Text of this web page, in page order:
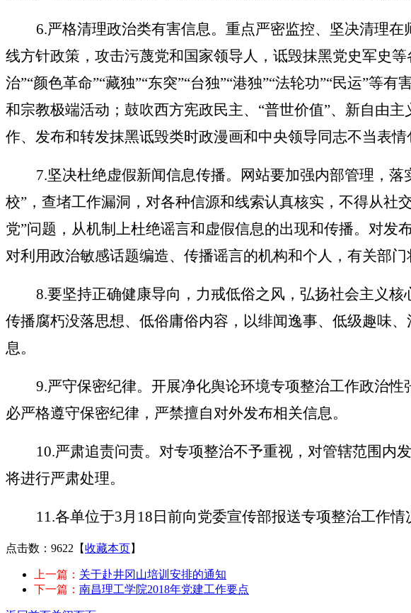
6.严格清理政治类有害信息。重点严密监控、坚决清理在
线方针政策，攻击污蔑党和国家领导人，诋毁抹黑党史军史
治”“颜色革命”“藏独”“东突”“台独”“港独”“法轮功”“民运”等
和宗教极端活动；鼓吹西方宪政民主、“普世价值”、新自由
作、发布和转发抹黑诋毁类时政漫画和中央领导同志不当表情
7.坚决杜绝虚假新闻信息传播。网站要加强内部管理，
校”，查堵工作漏洞，对各种信源和线索认真核实，不得从社
党”问题，从机制上杜绝谣言和虚假信息的出现和传播。对发
对利用政治敏感话题编造、传播谣言的机构和个人，有关部门
8.要坚持正确健康导向，力戒低俗之风，弘扬社会主义核
传播腐朽没落思想、低俗庸俗内容，以绯闻逸事、低级趣味
息。
9.严守保密纪律。开展净化舆论环境专项整治工作政治
必严格遵守保密纪律，严禁擅自对外发布相关信息。
10.严肃追责问责。对专项整治不予重视，对管辖范围内
将进行严肃处理。
11.各单位于3月18日前向党委宣传部报送专项整治工作情
点击数：9622 【收藏本页】
上一篇： 关于赴井冈山培训安排的通知
下一篇： 南昌理工学院2018年党建工作要点